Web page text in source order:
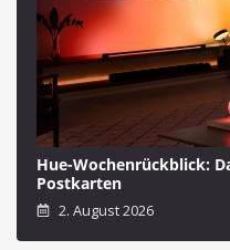
Hue-Wochenrückblick:
Postkarten
2. August 2026